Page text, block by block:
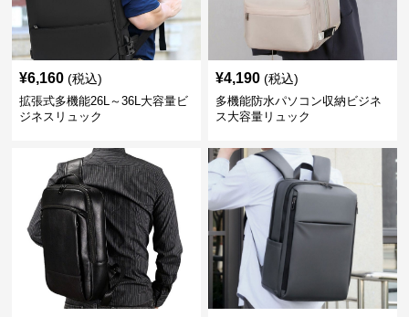
¥6,160 (税込)
拡張式多機能26L～36L大容量ビ
ジネスリュック
¥4,190 (税込)
多機能防水パソコン収納ビジネ
ス大容量リュック